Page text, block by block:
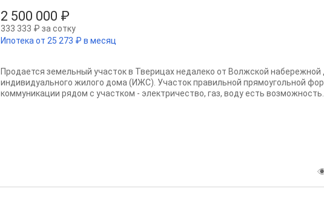
2 500 000 ₽
333 333 ₽ за сотку
Ипотека от 25 273 ₽ в месяц
Продается земельный участок в Тверицах недалеко от Волжской набережной
индивидуального жилого дома (ИЖС). Участок правильной прямоугольной
коммуникации рядом с участком - электричество, газ, воду есть возможность...